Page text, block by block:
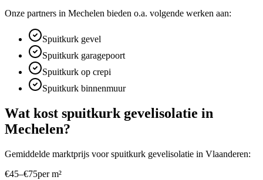
Onze partners in Mechelen bieden o.a. volgende werken aan:
Spuitkurk gevel
Spuitkurk garagepoort
Spuitkurk op crepi
Spuitkurk binnenmuur
Wat kost spuitkurk gevelisolatie in
Mechelen?
Gemiddelde marktprijs voorspuitkurk gevelisolatie in Vlaanderen:
€45–€75perm²